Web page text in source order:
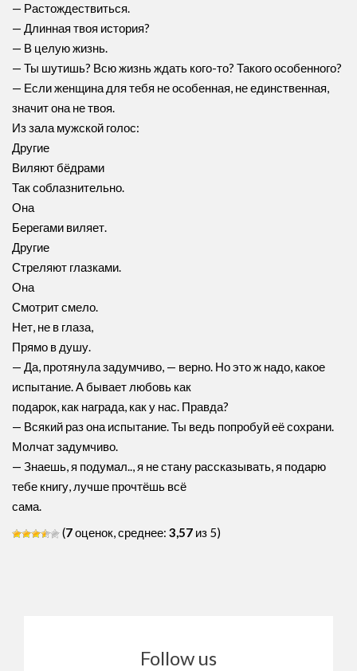
— Растождествиться.
— Длинная твоя история?
— В целую жизнь.
— Ты шутишь? Всю жизнь ждать кого-то? Такого особенного?
— Если женщина для тебя не особенная, не единственная,
значит она не твоя.
Из зала мужской голос:
Другие
Виляют бёдрами
Так соблазнительно.
Она
Берегами виляет.
Другие
Стреляют глазками.
Она
Смотрит смело.
Нет, не в глаза,
Прямо в душу.
— Да, протянула задумчиво, — верно. Но это ж надо, какое
испытание. А бывает любовь как
подарок, как награда, как у нас. Правда?
— Всякий раз она испытание. Ты ведь попробуй её сохрани.
Молчат задумчиво.
— Знаешь, я подумал.., я не стану рассказывать, я подарю
тебе книгу, лучше прочтёшь всё
сама.
(7оценок, среднее: 3,57 из 5)
Follow us